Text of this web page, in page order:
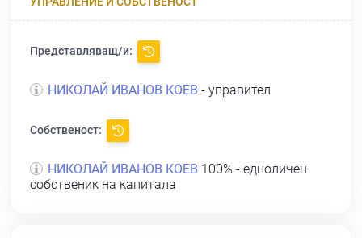
Представляващ/и:
НИКОЛАЙ ИВАНОВ КОЕВ - управител
Собственост:
НИКОЛАЙ ИВАНОВ КОЕВ 100% - едноличен
собственик на капитала